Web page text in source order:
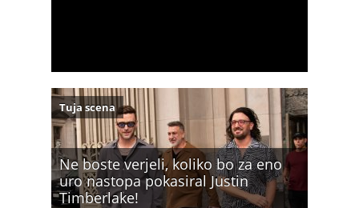
Ne boste verjeli, koliko bo za eno
uro nastopa pokasiral Justin
Timberlake!
Tuja scena